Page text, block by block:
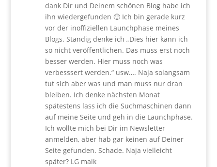
dank Dir und Deinem schönen Blog habe ich
ihn wiedergefunden 🙂 Ich bin gerade kurz
vor der inoffiziellen Launchphase meines
Blogs. Ständig denke ich „Dies hier kann ich
so nicht veröffentlichen. Das muss erst noch
besser werden. Hier muss noch was
verbesssert werden.“ usw…. Naja solangsam
tut sich aber was und man muss nur dran
bleiben. Ich denke nächsten Monat
spätestens lass ich die Suchmaschinen dann
auf meine Seite und geh in die Launchphase.
Ich wollte mich bei Dir im Newsletter
anmelden, aber hab gar keinen auf Deiner
Seite gefunden. Schade. Naja vielleicht
später? LG maik